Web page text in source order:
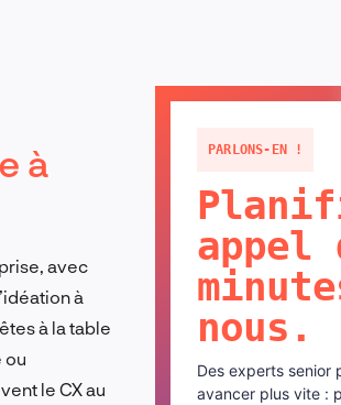
à
avec
à
à la table
ou
le CX au
PARLONS-EN !
appel
nous.
Des experts senior
avancer plus vite :